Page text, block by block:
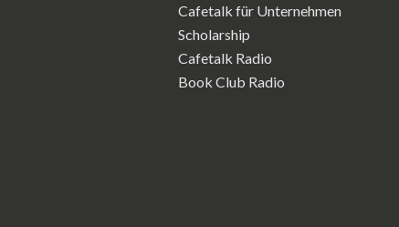
Cafetalk für Unternehmen
Scholarship
Cafetalk Radio
Book Club Radio